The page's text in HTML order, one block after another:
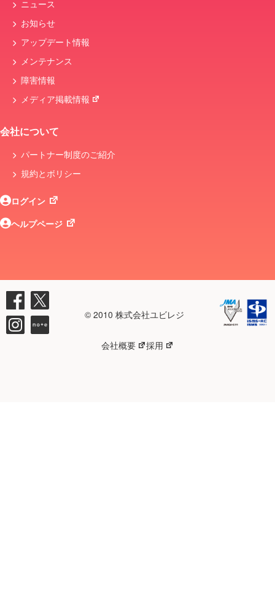
ニュース
お知らせ
アップデート情報
メンテナンス
障害情報
メディア掲載情報
会社について
パートナー制度のご紹介
規約とボリシー
ログイン
ヘルプページ
© 2010 株式会社ユビレジ
会社概要 採用